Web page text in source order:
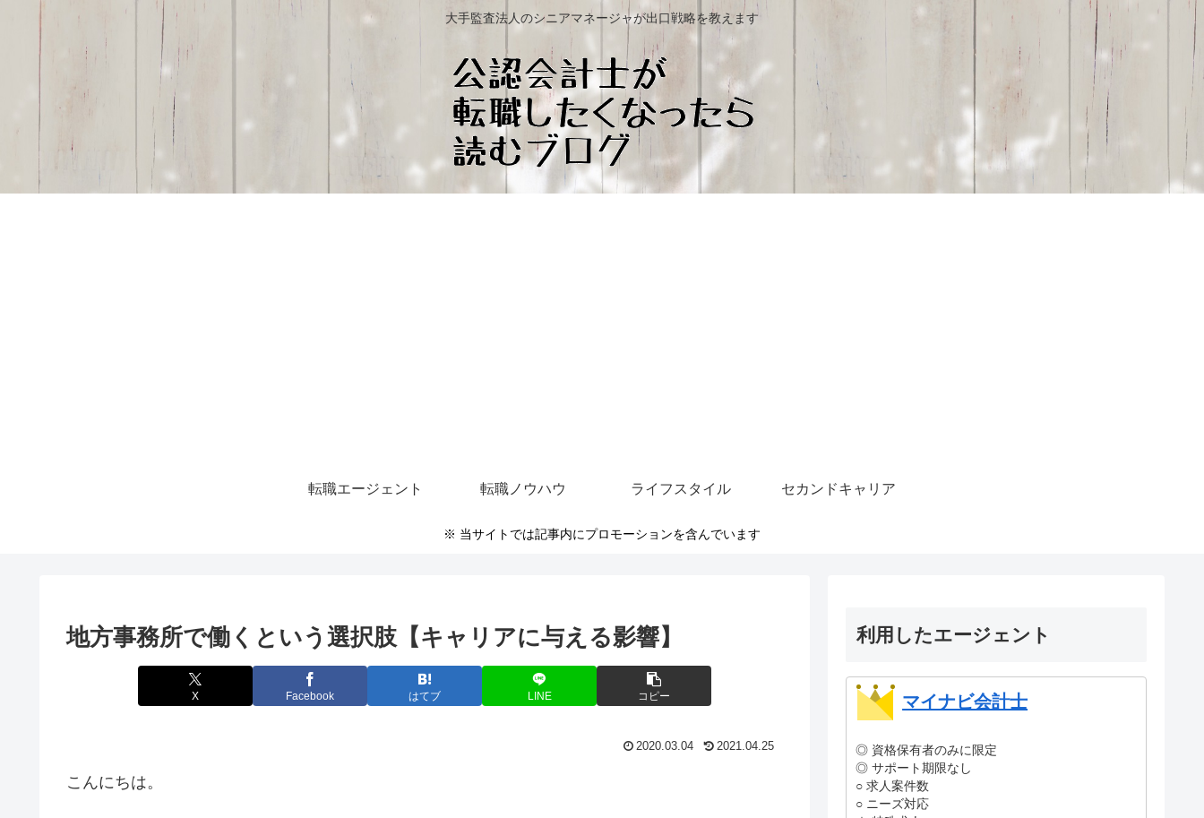
大手監査法人のシニアマネージャが出口戦略を教えます
転職エージェント 転職ノウハウ ライフスタイル セカンドキャリア
※ 当サイトでは記事内にプロモーションを含んでいます
地方事務所で働くという選択肢【キャリアに与える影響】
X Facebook はてブ LINE コピー
2020.03.04 2021.04.25
こんにちは。
利用したエージェント
マイナビ会計士
◎ 資格保有者のみに限定
◎ サポート期限なし
○ 求人案件数
○ ニーズ対応